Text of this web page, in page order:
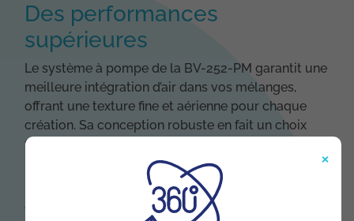
×
Des performances
supérieures
Le système à pompe de la BV-252-PM garantit une
meilleure intégration d’air dans vos mélanges,
offrant une texture fine et aérienne pour chaque
création. Sa conception robuste en fait un choix
fiable pour les professionnels exigeants.
Une solution clé en main
Cette machine est parfaite pour les établissements